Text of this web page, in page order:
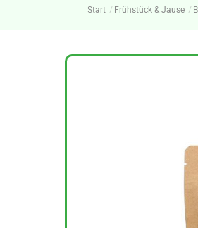
Start Frühstück & Jause